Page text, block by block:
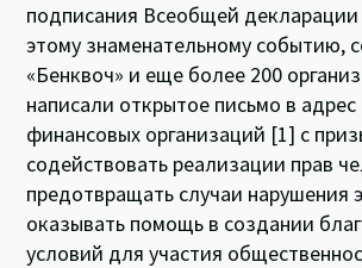
подписания Всеобщей декларации
этому знаменательному событию,
«Бенквоч» и еще более 200
написали открытое письмо в
финансовых организаций [1] с
содействовать реализации прав
предотвращать случаи нарушения
оказывать помощь в создании
условий для участия